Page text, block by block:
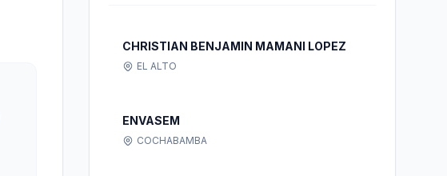
CHRISTIAN BENJAMIN MAMANI LOPEZ
EL ALTO
ENVASEM
COCHABAMBA